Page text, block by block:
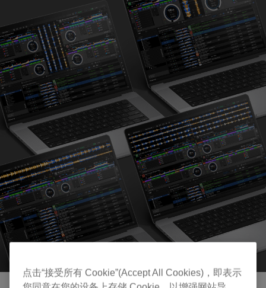
点击“接受所有 Cookie”(Accept All Cookies)，即表示